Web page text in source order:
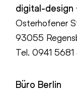
digital-design
Osterhofener
93055
Tel.0941 5681
Büro Berlin